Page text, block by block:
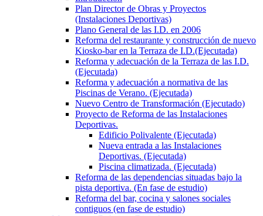
Plan Director de Obras y Proyectos
(Instalaciones Deportivas)
Plano General de las I.D. en 2006
Reforma del restaurante y construcción de nuevo
Kiosko-bar en la Terraza de I.D.(Ejecutada)
Reforma y adecuación de la Terraza de las I.D.
(Ejecutada)
Reforma y adecuación a normativa de las
Piscinas de Verano. (Ejecutada)
Nuevo Centro de Transformación (Ejecutado)
Proyecto de Reforma de las Instalaciones
Deportivas.
Edificio Polivalente (Ejecutada)
Nueva entrada a las Instalaciones
Deportivas. (Ejecutada)
Piscina climatizada. (Ejecutada)
Reforma de las dependencias situadas bajo la
pista deportiva. (En fase de estudio)
Reforma del bar, cocina y salones sociales
contiguos (en fase de estudio)